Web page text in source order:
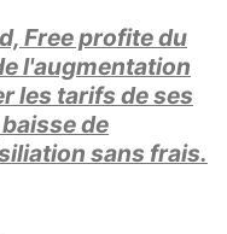
Free profite du
l'augmentation
les tarifs de ses
de
sans frais.